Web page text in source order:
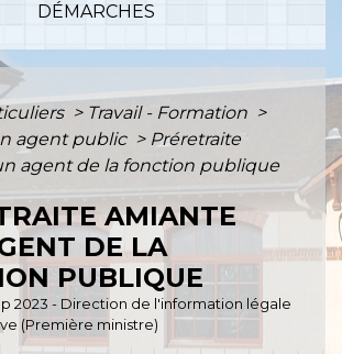
DÉMARCHES
> Travail - Formation >
agent public > Préretraite
agent de la fonction publique
AMIANTE
DE LA
PUBLIQUE
2023 - Direction de l'information légale
(Première ministre)